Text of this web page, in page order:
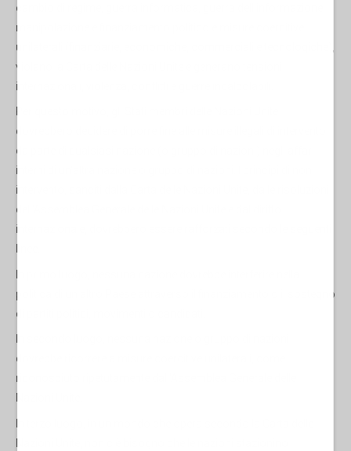
cambio di regime, guerra informatica, guerra dell'informazione,
manipolazione e finanziamento politico e misure coercitive
unilaterali (finanziarie, economiche, commerciali e tecnologiche),
violano la Carta delle Nazioni Unite e generano tensioni
internazionali, violenza, conflitti e guerre incalcolabili.
dovrebbero decidere di porre fine alle misure illegali di intervento
da parte di qualsiasi nazione (o gruppo di nazioni) negli affari
interni di un'altra nazione o gruppo di nazioni. I principi di non
intervento, sanciti dalla Carta delle Nazioni Unite, dalle risoluzioni
dell'Assemblea Generale delle Nazioni Unite e dal diritto
internazionale, dovrebbero essere rafforzati secondo le seguenti
In primo luogo, nessuna nazione dovrebbe interferire nella
politica di un altro Paese attraverso il finanziamento o il sostegno
di partiti politici, movimenti o candidati.
dovrebbe ricorrere a misure coercitive unilaterali, come
riconosciuto ripetutamente dall'Assemblea Generale delle
In terzo luogo, in un mondo che opera secondo la Carta delle
Nazioni Unite, non c'è bisogno che le nazioni stazionino